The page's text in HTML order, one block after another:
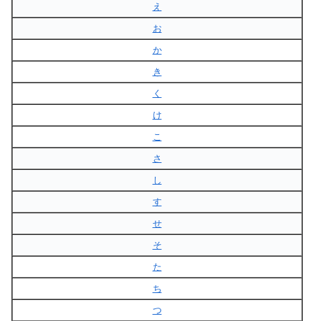
え
お
か
き
く
け
こ
さ
し
す
せ
そ
た
ち
つ